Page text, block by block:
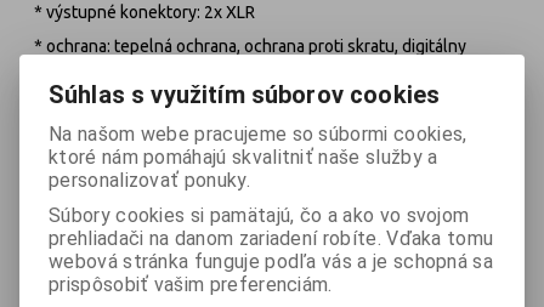
* výstupné konektory: 2x XLR
* ochrana: tepelná ochrana, ochrana proti skratu, digitálny
* DSP preset: Boost, Extended LF, Normal
* DSP režimy: LPF, Polarita, EQ
* 35 mm vsuvka na stojan
* rozmery: (Š x V x H) 579 x 450 x 503 mm
* hmotnosť: 26,3 kg
Technické parametre XPRS102:
Súhlas s využitím súborov cookies
Na našom webe pracujeme so súbormi cookies,
ktoré nám pomáhajú skvalitniť naše služby a
personalizovať ponuky.
Súbory cookies si pamätajú, čo a ako vo svojom
prehliadači na danom zariadení robíte. Vďaka tomu
webová stránka funguje podľa vás a je schopná sa
prispôsobiť vašim preferenciám.